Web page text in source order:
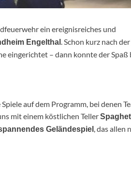
ein ereignisreiches und
Engelthal . Schon kurz nach
eingerichtet – dann konnte der Spaß
auf dem Programm, bei denen
mit einem köstlichen Teller
Geländespiel , das allen